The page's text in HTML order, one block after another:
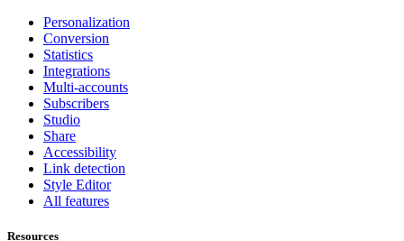
Personalization
Conversion
Statistics
Integrations
Multi-accounts
Subscribers
Studio
Share
Accessibility
Link detection
Style Editor
All features
Resources